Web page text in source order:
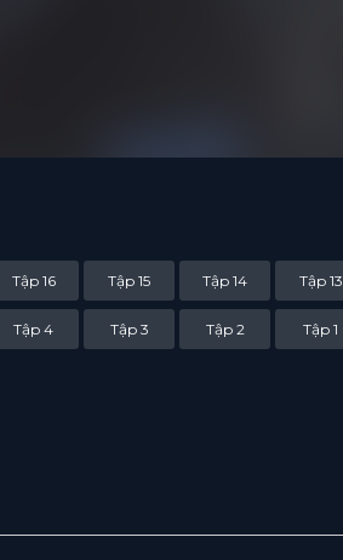
Tập 16 Tập 15 Tập 14 Tập 13
Tập 4 Tập 3 Tập 2 Tập 1